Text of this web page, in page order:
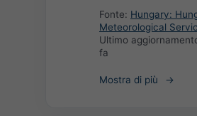
Fonte: Hungary:
Meteorological
Ultimo
fa
Mostra di più